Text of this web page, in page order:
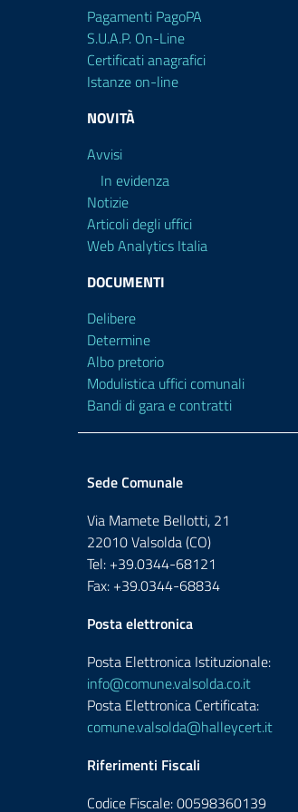
Pagamenti PagoPA
S.U.A.P. On-Line
Certificati anagrafici
Istanze on-line
NOVITÀ
Avvisi
In evidenza
Notizie
Articoli degli uffici
Web Analytics Italia
DOCUMENTI
Delibere
Determine
Albo pretorio
Modulistica uffici comunali
Bandi di gara e contratti
Sede Comunale
Via Mamete Bellotti, 21
22010 Valsolda (CO)
Tel: +39.0344-68121
Fax: +39.0344-68834
Posta elettronica
Posta Elettronica Istituzionale:
info@comune.valsolda.co.it
Posta Elettronica Certificata:
comune.valsolda@halleycert.it
Riferimenti Fiscali
Codice Fiscale: 00598360139